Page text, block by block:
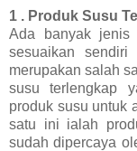
1 . Produk Susu
Ada banyak
sesuaikan
merupakan salah
susu terlengkap
produk susu untuk
satu ini ialah
sudah dipercaya